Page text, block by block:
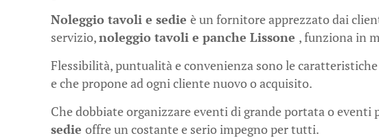
Noleggio tavoli e sedieè un fornitore apprezzato dai
servizio,noleggio tavoli e panche Lissone , funziona in
Flessibilità, puntualità e convenienza sono le
e che propone ad ogni cliente nuovo o acquisito.
Che dobbiate organizzare eventi di grande portata o
sedieoffre un costante e serio impegno per tutti.